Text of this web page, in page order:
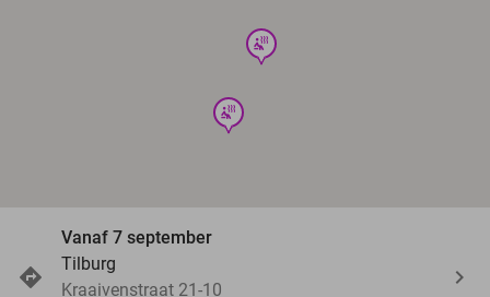
wellness
wellness
Vanaf 7 september
Tilburg
Kraaivenstraat 21-10